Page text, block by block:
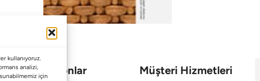
kullanıyoruz.
analizi,
için
Koleksiyonlar Müşteri Hizmetleri